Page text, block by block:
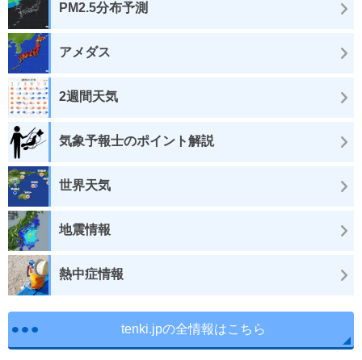
PM2.5分布予測
アメダス
2週間天気
気象予報士のポイント解説
世界天気
地震情報
熱中症情報
tenki.jpの全情報はこちら